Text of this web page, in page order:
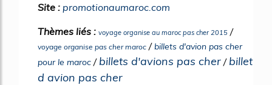
Site : promotionaumaroc.com
Thèmes liés : voyage organise au maroc pas cher 2015 /
voyage organise pas cher maroc / billets d'avion pas cher
pour le maroc / billets d'avions pas cher / billet
d avion pas cher